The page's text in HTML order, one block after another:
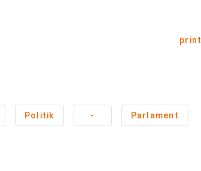
print
Politik - Parlament